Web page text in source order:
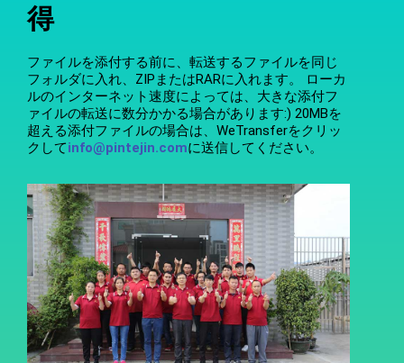
得
ファイルを添付する前に、転送するファイルを同じ
フォルダに入れ、ZIPまたはRARに入れます。 ローカ
ルのインターネット速度によっては、大きな添付フ
ァイルの転送に数分かかる場合があります:) 20MBを
超える添付ファイルの場合は、WeTransferをクリッ
クしてinfo@pintejin.comに送信してください。